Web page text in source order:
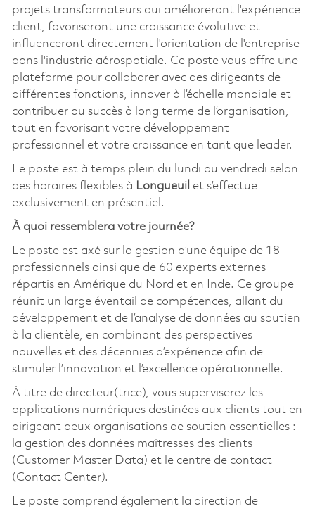
projets transformateurs qui amélioreront l'expérience
client, favoriseront une croissance évolutive et
influenceront directement l'orientation de l'entreprise
dans l'industrie aérospatiale. Ce poste vous offre une
plateforme pour collaborer avec des dirigeants de
différentes fonctions, innover à l’échelle mondiale et
contribuer au succès à long terme de l’organisation,
tout en favorisant votre développement
professionnel et votre croissance en tant que leader.
Le poste est à temps plein du lundi au vendredi selon
des horaires flexibles à Longueuil et s’effectue
exclusivement en présentiel.
À quoi ressemblera votre journée?
Le poste est axé sur la gestion d’une équipe de 18
professionnels ainsi que de 60 experts externes
répartis en Amérique du Nord et en Inde. Ce groupe
réunit un large éventail de compétences, allant du
développement et de l’analyse de données au soutien
à la clientèle, en combinant des perspectives
nouvelles et des décennies d’expérience afin de
stimuler l’innovation et l’excellence opérationnelle.
À titre de directeur(trice), vous superviserez les
applications numériques destinées aux clients tout en
dirigeant deux organisations de soutien essentielles :
la gestion des données maîtresses des clients
(Customer Master Data) et le centre de contact
(Contact Center).
Le poste comprend également la direction de